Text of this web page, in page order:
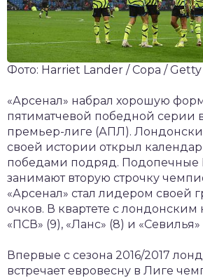
Фото: Harriet Lander / Copa /
«Арсенал» набрал хорошую
пятиматчевой победной серии
премьер-лиге (АПЛ).
своей истории открыл
победами подряд. Подопечные
занимают вторую строчку
«Арсенал» стал лидером своей
очков. В квартете с
«ПСВ» (9), «Ланс» (8) и «Севилья»
Впервые с сезона 2016/2017
встречает евровесну в Лиге